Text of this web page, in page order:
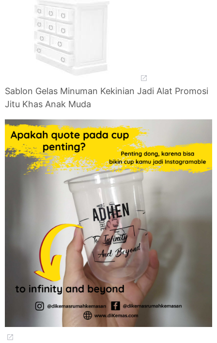
Sablon Gelas Minuman Kekinian Jadi Alat Promosi
Jitu Khas Anak Muda